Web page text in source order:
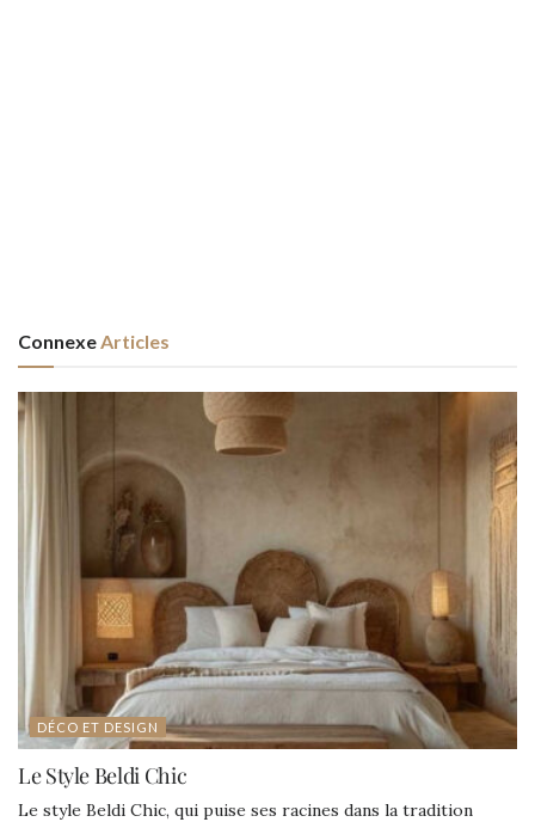
ConnexeArticles
DÉCO ET DESIGN
Le Style Beldi Chic
Le style Beldi Chic, qui puise ses racines dans la tradition